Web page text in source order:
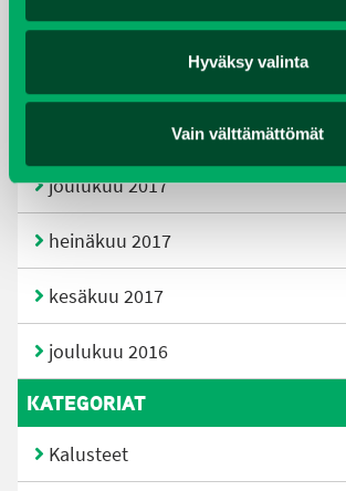
Hyväksy valinta
Vain välttämättömät
helmikuu 2019
tammikuu 2018
joulukuu 2017
heinäkuu 2017
kesäkuu 2017
joulukuu 2016
KATEGORIAT
Kalusteet